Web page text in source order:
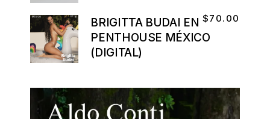
BRIGITTA BUDAI EN
PENTHOUSE MÉXICO
(DIGITAL)
$70.00